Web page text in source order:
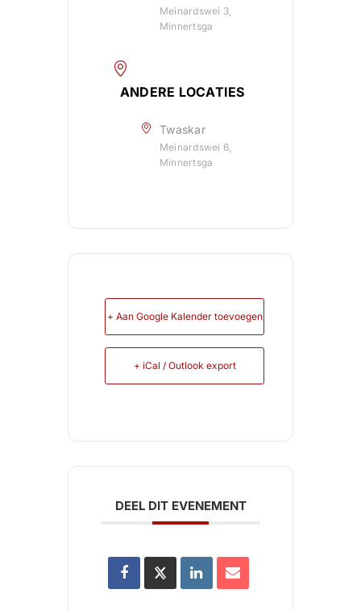
Meinardswei 3,
Minnertsga
ANDERE LOCATIES
Twaskar
Meinardswei 6,
Minnertsga
+ Aan Google Kalender toevoegen
+ iCal / Outlook export
DEEL DIT EVENEMENT